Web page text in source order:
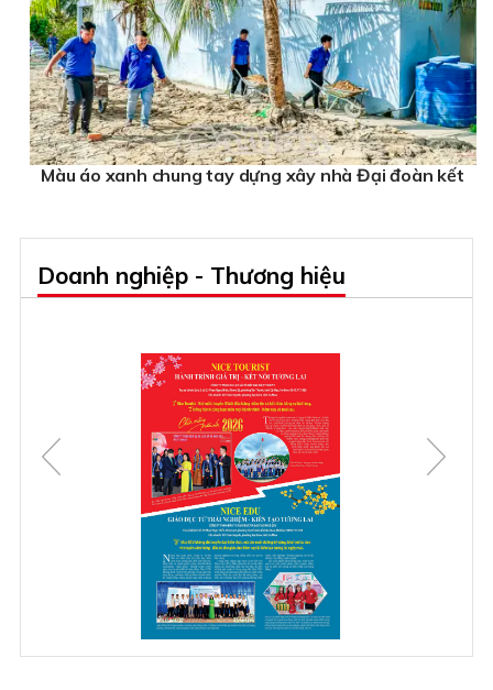
Màu áo xanh chung tay dựng xây nhà Đại đoàn kết
Doanh nghiệp - Thương hiệu